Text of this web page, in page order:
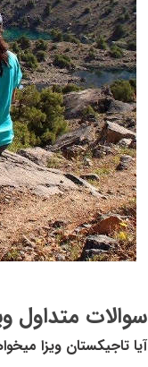
سوالات متداول
آیا تاجیکستان ویزا